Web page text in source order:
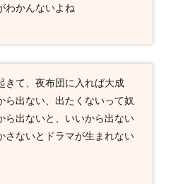
わかんないよね
きて、夜布団に入れば大成
ら出ない、出たくないって奴
ら出ないと、いいから出ない
さないとドラマが生まれない